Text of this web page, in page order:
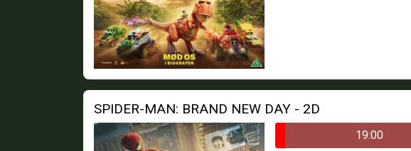
SPIDER-MAN: BRAND NEW DAY - 2D
19:00